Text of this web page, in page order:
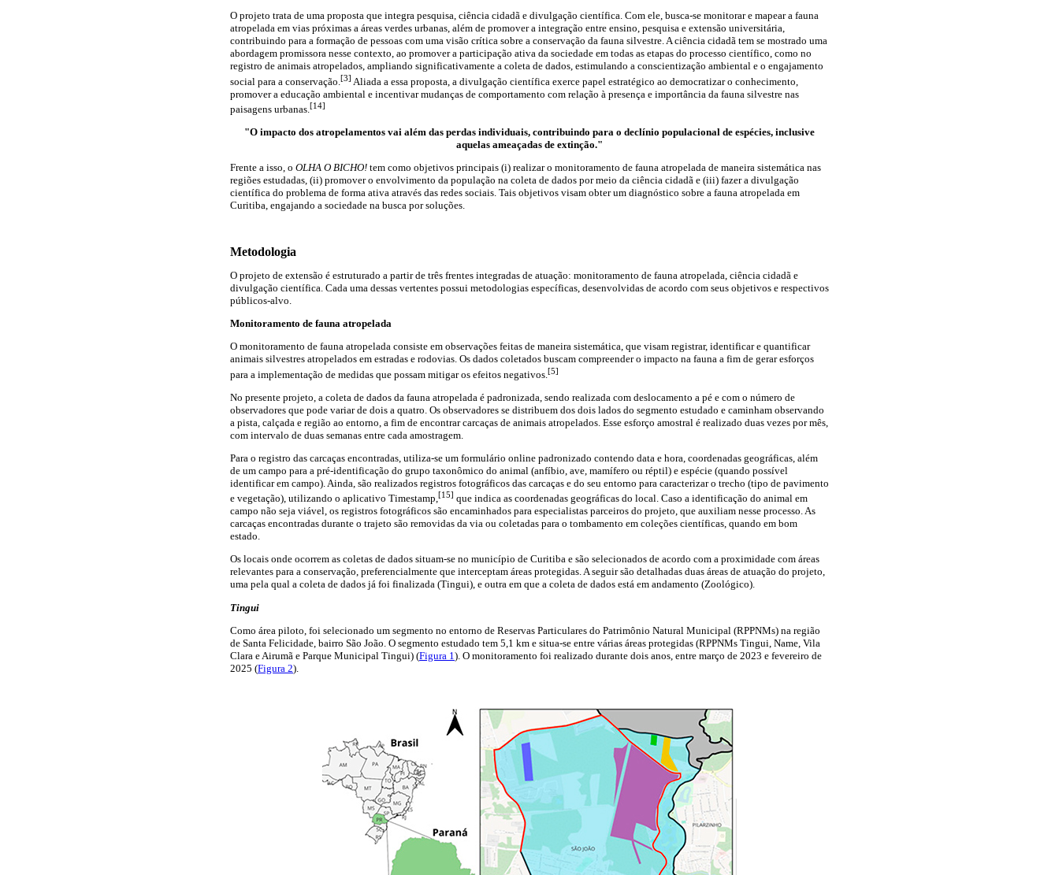
O projeto trata de uma proposta que integra pesquisa, ciência cidadã e divulgação científica. Com ele, busca-se monitorar e mapear a fauna
atropelada em vias próximas a áreas verdes urbanas, além de promover a integração entre ensino, pesquisa e extensão universitária,
contribuindo para a formação de pessoas com uma visão crítica sobre a conservação da fauna silvestre. A ciência cidadã tem se mostrado uma
abordagem promissora nesse contexto, ao promover a participação ativa da sociedade em todas as etapas do processo científico, como no
registro de animais atropelados, ampliando significativamente a coleta de dados, estimulando a conscientização ambiental e o engajamento
social para a conservação. [3] Aliada a essa proposta, a divulgação científica exerce papel estratégico ao democratizar o conhecimento,
promover a educação ambiental e incentivar mudanças de comportamento com relação à presença e importância da fauna silvestre nas
paisagens urbanas. [14]
"O impacto dos atropelamentos vai além das perdas individuais, contribuindo para o declínio populacional de espécies, inclusive
aquelas ameaçadas de extinção."
Frente a isso, o OLHA O BICHO! tem como objetivos principais (i) realizar o monitoramento de fauna atropelada de maneira sistemática nas
regiões estudadas, (ii) promover o envolvimento da população na coleta de dados por meio da ciência cidadã e (iii) fazer a divulgação
científica do problema de forma ativa através das redes sociais. Tais objetivos visam obter um diagnóstico sobre a fauna atropelada em
Curitiba, engajando a sociedade na busca por soluções.
Metodologia
O projeto de extensão é estruturado a partir de três frentes integradas de atuação: monitoramento de fauna atropelada, ciência cidadã e
divulgação científica. Cada uma dessas vertentes possui metodologias específicas, desenvolvidas de acordo com seus objetivos e respectivos
públicos-alvo.
Monitoramento de fauna atropelada
O monitoramento de fauna atropelada consiste em observações feitas de maneira sistemática, que visam registrar, identificar e quantificar
animais silvestres atropelados em estradas e rodovias. Os dados coletados buscam compreender o impacto na fauna a fim de gerar esforços
para a implementação de medidas que possam mitigar os efeitos negativos. [5]
No presente projeto, a coleta de dados da fauna atropelada é padronizada, sendo realizada com deslocamento a pé e com o número de
observadores que pode variar de dois a quatro. Os observadores se distribuem dos dois lados do segmento estudado e caminham observando
a pista, calçada e região ao entorno, a fim de encontrar carcaças de animais atropelados. Esse esforço amostral é realizado duas vezes por mês,
com intervalo de duas semanas entre cada amostragem.
Para o registro das carcaças encontradas, utiliza-se um formulário online padronizado contendo data e hora, coordenadas geográficas, além
de um campo para a pré-identificação do grupo taxonômico do animal (anfíbio, ave, mamífero ou réptil) e espécie (quando possível
identificar em campo). Ainda, são realizados registros fotográficos das carcaças e do seu entorno para caracterizar o trecho (tipo de pavimento
e vegetação), utilizando o aplicativo Timestamp,[15] que indica as coordenadas geográficas do local. Caso a identificação do animal em
campo não seja viável, os registros fotográficos são encaminhados para especialistas parceiros do projeto, que auxiliam nesse processo. As
carcaças encontradas durante o trajeto são removidas da via ou coletadas para o tombamento em coleções científicas, quando em bom
estado.
Os locais onde ocorrem as coletas de dados situam-se no município de Curitiba e são selecionados de acordo com a proximidade com áreas
relevantes para a conservação, preferencialmente que interceptam áreas protegidas. A seguir são detalhadas duas áreas de atuação do projeto,
uma pela qual a coleta de dados já foi finalizada (Tingui), e outra em que a coleta de dados está em andamento (Zoológico).
Tingui
Como área piloto, foi selecionado um segmento no entorno de Reservas Particulares do Patrimônio Natural Municipal (RPPNMs) na região
de Santa Felicidade, bairro São João. O segmento estudado tem 5,1 km e situa-se entre várias áreas protegidas (RPPNMs Tingui, Name, Vila
Clara e Airumã e Parque Municipal Tingui) (Figura 1 ). O monitoramento foi realizado durante dois anos, entre março de 2023 e fevereiro de
2025 (Figura 2).